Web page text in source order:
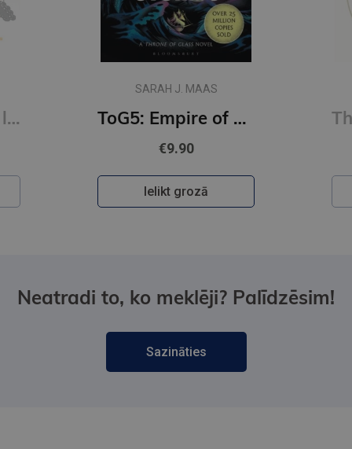
Burtnīca 1.kl. 12 lapas lielrūtiņu
SARAH J. MAAS
ToG5: Empire of Storms: From the best-selling author of A Court of Thorns and Roses
€9.90
Ielikt grozā
Neatradi to, ko meklēji? Palīdzēsim!
Sazināties